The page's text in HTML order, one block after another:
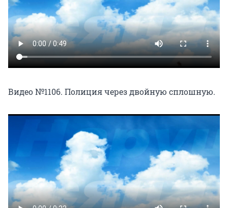
Видео №1106. Полиция через двойную сплошную.